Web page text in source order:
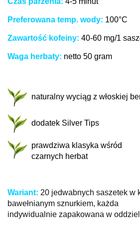
Preferowana temp. wody: 100°C
Zawartość kofeiny: 40-60 mg/1
Waga herbaty: netto 50 gram
naturalny wyciąg z włoskiej
dodatek Silver Tips
prawdziwa klasyka wśród
czarnych herbat
Wariant: 20 jedwabnych saszetek w
bawełnianym sznurkiem, każda
indywidualnie zapakowana w